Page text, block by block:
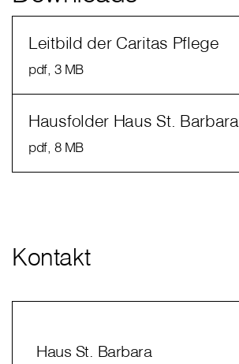
Leitbild der Caritas Pflege
pdf, 3 MB
Hausfolder Haus St. Barbara
pdf, 8 MB
Kontakt
Haus St. Barbara